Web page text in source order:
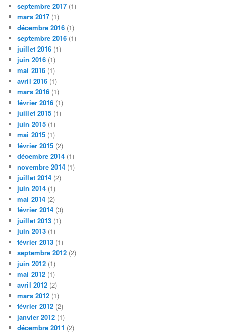
septembre 2017 (1)
mars 2017 (1)
décembre 2016 (1)
septembre 2016 (1)
juillet 2016 (1)
juin 2016 (1)
mai 2016 (1)
avril 2016 (1)
mars 2016 (1)
février 2016 (1)
juillet 2015 (1)
juin 2015 (1)
mai 2015 (1)
février 2015 (2)
décembre 2014 (1)
novembre 2014 (1)
juillet 2014 (2)
juin 2014 (1)
mai 2014 (2)
février 2014 (3)
juillet 2013 (1)
juin 2013 (1)
février 2013 (1)
septembre 2012 (2)
juin 2012 (1)
mai 2012 (1)
avril 2012 (2)
mars 2012 (1)
février 2012 (2)
janvier 2012 (1)
décembre 2011 (2)